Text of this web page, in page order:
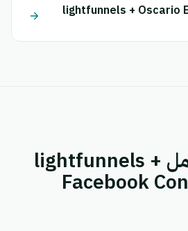
lightfunnels + Oscario
كيف يعمل تكامل lightfunnels +
Facebook